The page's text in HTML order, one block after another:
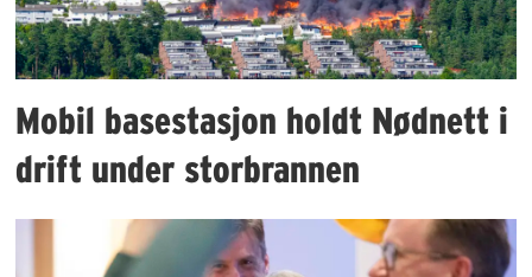
Mobil basestasjon holdt Nødnett i
drift under storbrannen